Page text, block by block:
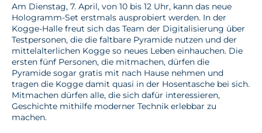
Am Dienstag, 7. April, von 10 bis 12 Uhr, kann das neue
Hologramm-Set erstmals ausprobiert werden. In der
Kogge-Halle freut sich das Team der Digitalisierung über
Testpersonen, die die faltbare Pyramide nutzen und der
mittelalterlichen Kogge so neues Leben einhauchen. Die
ersten fünf Personen, die mitmachen, dürfen die
Pyramide sogar gratis mit nach Hause nehmen und
tragen die Kogge damit quasi in der Hosentasche bei sich.
Mitmachen dürfen alle, die sich dafür interessieren,
Geschichte mithilfe moderner Technik erlebbar zu
machen.